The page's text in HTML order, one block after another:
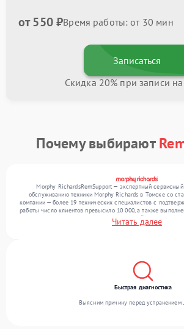
от 550 ₽Время работы: от 30 мин
Записаться
Скидка 20% при записи на
Почему выбирают
Morphy RichardsRemSupport — экспертный
обслуживанию техники Morphy Richards в Томске со
компании — более 19 технических специалистов с
работы число клиентов превысило 10 000, а также
превысило 12 000. Ежемесячно в сервисный центр
включая , , . Мы устраняем поломки любой сложности и
Читать далее
Быстрая диагностика
Выясним причину перед устранением